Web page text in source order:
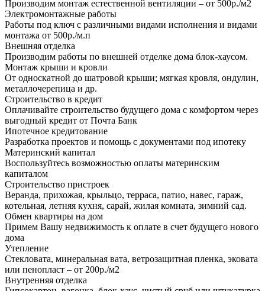
Производим монтаж естественной вентиляции – от 500р./м2
Электромонтажные работы
Работы под ключ с различными видами исполнения и видами
монтажа от 500р./м.п
Внешняя отделка
Производим работы по внешней отделке дома блок-хаусом.
Монтаж крыши и кровли
От односкатной до шатровой крыши; мягкая кровля, ондулин,
металлочерепица и др.
Строительство в кредит
Оплачивайте строительство будущего дома с комфортом через
выгодный кредит от Почта Банк
Ипотечное кредитование
Разработка проектов и помощь с документами под ипотеку
Материнский капитал
Воспользуйтесь возможностью оплаты материнским
капиталом
Строительство пристроек
Веранда, прихожая, крыльцо, терраса, патио, навес, гараж,
котельная, летняя кухня, сарай, жилая комната, зимний сад.
Обмен квартиры на дом
Примем Вашу недвижимость к оплате в счет будущего нового
дома
Утепление
Стекловата, минеральная вата, ветрозащитная пленка, эковата
или пенопласт – от 200р./м2
Внутренняя отделка